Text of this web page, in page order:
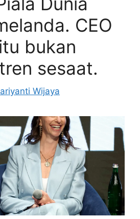
CEO
bukan
sesaat.
Wijaya